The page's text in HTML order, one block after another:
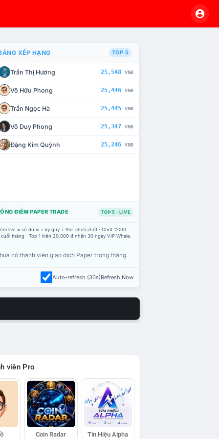
CHẾ TÀI XỬ LÝ VI PHẠM
XẾP HẠNG TOP 5
Trần Thị Hương 25,548 VNĐ
Võ Hữu Phong 25,446 VNĐ
Trần Ngọc Hà 25,445 VNĐ
Võ Duy Phong 25,347 VNĐ
Đặng Kim Quỳnh 25,246 VNĐ
ĐIỂM PAPER TRADE TOP 5 · LIVE
live = số dư ví + ký quỹ + PnL chưa chốt · Chốt 12:00
tháng · Top 1 trên 20.000 đ nhận 30 ngày VIP Whale.
có thành viên giao dịch Paper trong tháng.
Auto-refresh (30s)Refresh Now
viên Pro
Coin Radar Tín Hiệu Alpha